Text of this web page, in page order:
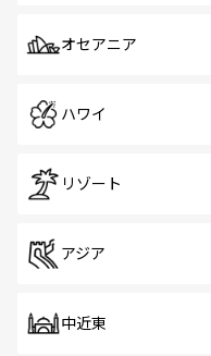
オセアニア
ハワイ
リゾート
アジア
中近東